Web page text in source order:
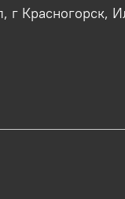
г Красногорск,